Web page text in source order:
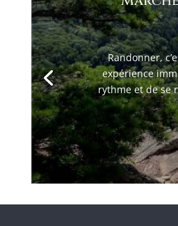
Randonner,
expérience
rythme et de se